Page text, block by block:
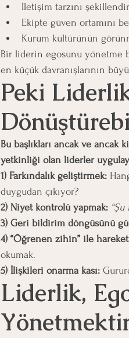
İletişim tarzını
Ekipte güven ortamını
Kurum kültürünün
Bir liderin egosunu yönetme
en küçük davranışlarının
Peki
Bu başlıkları ancak ve
yetkinliği olan liderler
1) Farkındalık geliştirmek:
duygudan çıkıyor?
2) Niyet kontrolü yapmak:
3) Geri bildirim döngüsünü
4) “Öğrenen zihin” ile
okumak.
5) İlişkileri onarma kası:
Liderlik,